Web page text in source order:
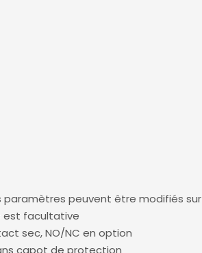
paramètres peuvent être modifiés
est facultative
sec, NO/NC en option
capot de protection